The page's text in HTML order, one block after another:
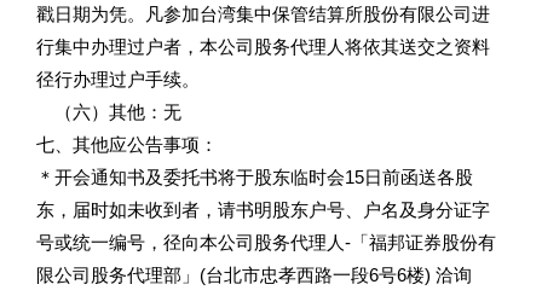
戳日期为凭。凡参加台湾集中保管结算所股份有限公司进
行集中办理过户者，本公司股务代理人将依其送交之资料
径行办理过户手续。
（六）其他：无
七、其他应公告事项：
＊开会通知书及委托书将于股东临时会15日前函送各股
东，届时如未收到者，请书明股东户号、户名及身分证字
号或统一编号，径向本公司股务代理人-「福邦证券股份有
限公司股务代理部」(台北市忠孝西路一段6号6楼) 洽询